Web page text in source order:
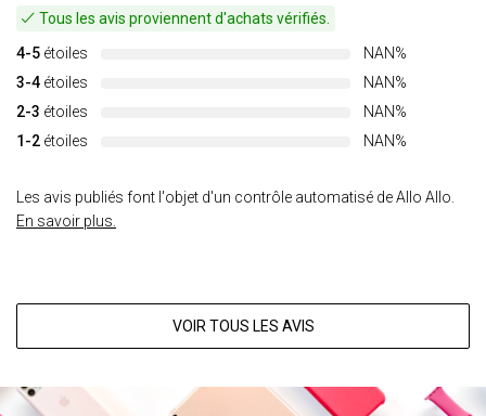
Tous les avis proviennent d'achats vérifiés.
4-5 étoiles
NAN%
3-4 étoiles
NAN%
2-3 étoiles
NAN%
1-2 étoiles NAN%
Les avis publiés font l'objet d'un contrôle automatisé de Allo Allo.
En savoir plus.
VOIR TOUS LES AVIS